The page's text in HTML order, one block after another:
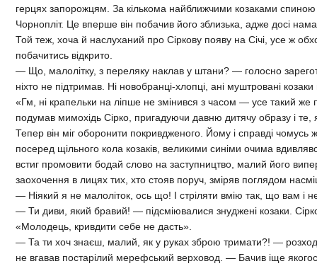
герцях запорожцям. За кількома найближчими козаками спиною
Чорнопліт. Це вперше він побачив його зблизька, адже досі
Той теж, хоча й наслуханий про Сіркову появу на Січі, усе ж
побачитись відкрито.
— Що, малолітку, з переляку наклав у штани? — голосно
ніхто не підтримав. Ні новобранці-хлопці, ані муштровані
«Гм, ні крапельки на ліпше не змінився з часом — усе такий же
подумав мимохідь Сірко, пригадуючи давню дитячу образу і те,
Тепер він міг оборонити покривдженого. Йому і справді чомусь
посеред щільного кола козаків, великими синіми очима
встиг промовити бодай слово на заступництво, малий його
заохочення в лицях тих, хто стояв поруч, зміряв поглядом
— Ніякий я не малоліток, ось що! І стріляти вмію так, що вам і
— Ти диви, який бравий! — підсміювалися знуджені козаки.
«Молодець, кривдити себе не дасть».
— Та ти хоч знаєш, малий, як у руках зброю тримати?! —
не вгавав постарілий мерефський верховод. — Бачив іще